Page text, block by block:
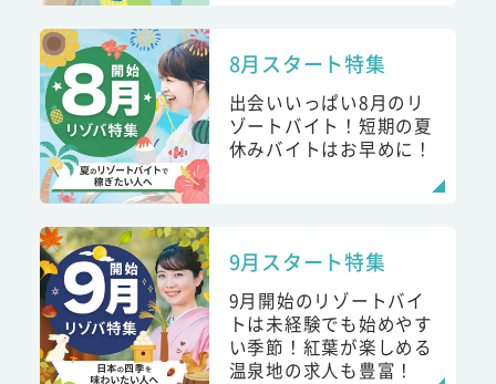
8月スタート特集
出会いいっぱい8月のリ
ゾートバイト！短期の夏
休みバイトはお早めに！
9月スタート特集
9月開始のリゾートバイ
トは未経験でも始めやす
い季節！紅葉が楽しめる
温泉地の求人も豊富！